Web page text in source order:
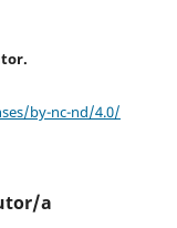
by-nc-nd/4.0/
a